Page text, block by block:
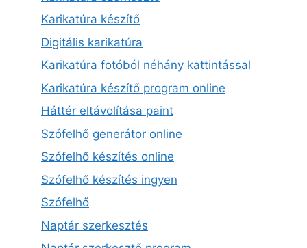
Karikatúra készítő
Digitális karikatúra
Karikatúra fotóból néhány kattintással
Karikatúra készítő program online
Háttér eltávolítása paint
Szófelhő generátor online
Szófelhő készítés online
Szófelhő készítés ingyen
Szófelhő
Naptár szerkesztés